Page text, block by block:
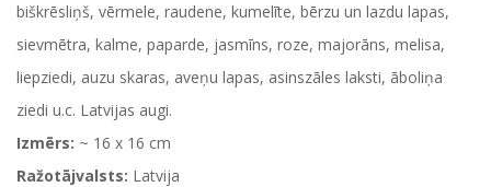
biškrēsliņš, vērmele, raudene, kumelīte, bērzu un lazdu lapas,
sievmētra, kalme, paparde, jasmīns, roze, majorāns, melisa,
liepziedi, auzu skaras, aveņu lapas, asinszāles laksti, āboliņa
ziedi u.c. Latvijas augi.
Izmērs: ~ 16 x 16 cm
Ražotājvalsts: Latvija